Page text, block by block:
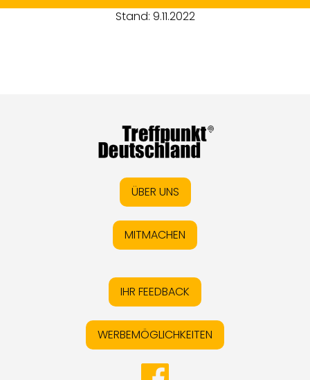
Stand: 9.11.2022
ÜBER UNS
MITMACHEN
IHR FEEDBACK
WERBEMÖGLICHKEITEN